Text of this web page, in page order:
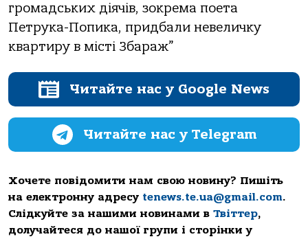
громадських діячів, зокрема поета
Петрука-Попика, придбали невеличку
квартиру в місті Збараж”
Читайте нас у Google News
Читайте нас у Telegram
Хочете повідомити нам свою новину? Пишіть
на електронну адресу tenews.te.ua@gmail.com.
Слідкуйте за нашими новинами в Твіттер,
долучайтеся до нашої групи і сторінки у